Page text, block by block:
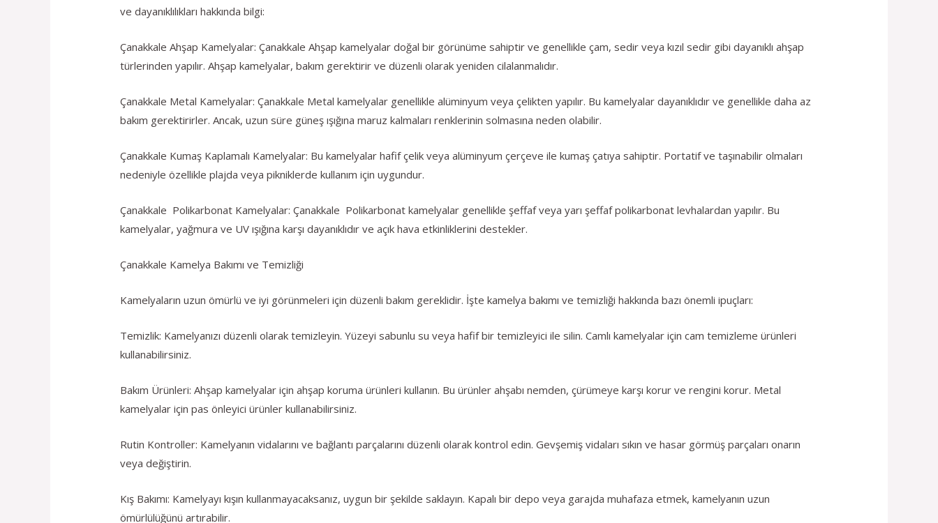
ve dayanıklılıkları hakkında bilgi:
Çanakkale Ahşap Kamelyalar: Çanakkale Ahşap kamelyalar doğal bir görünüme sahiptir ve genellikle çam, sedir veya kızıl sedir gibi dayanıklı ahşap
türlerinden yapılır. Ahşap kamelyalar, bakım gerektirir ve düzenli olarak yeniden cilalanmalıdır.
Çanakkale Metal Kamelyalar: Çanakkale Metal kamelyalar genellikle alüminyum veya çelikten yapılır. Bu kamelyalar dayanıklıdır ve genellikle daha az
bakım gerektirirler. Ancak, uzun süre güneş ışığına maruz kalmaları renklerinin solmasına neden olabilir.
Çanakkale Kumaş Kaplamalı Kamelyalar: Bu kamelyalar hafif çelik veya alüminyum çerçeve ile kumaş çatıya sahiptir. Portatif ve taşınabilir olmaları
nedeniyle özellikle plajda veya pikniklerde kullanım için uygundur.
Çanakkale Polikarbonat Kamelyalar: Çanakkale Polikarbonat kamelyalar genellikle şeffaf veya yarı şeffaf polikarbonat levhalardan yapılır. Bu
kamelyalar, yağmura ve UV ışığına karşı dayanıklıdır ve açık hava etkinliklerini destekler.
Çanakkale Kamelya Bakımı ve Temizliği
Kamelyaların uzun ömürlü ve iyi görünmeleri için düzenli bakım gereklidir. İşte kamelya bakımı ve temizliği hakkında bazı önemli ipuçları:
Temizlik: Kamelyanızı düzenli olarak temizleyin. Yüzeyi sabunlu su veya hafif bir temizleyici ile silin. Camlı kamelyalar için cam temizleme ürünleri
kullanabilirsiniz.
Bakım Ürünleri: Ahşap kamelyalar için ahşap koruma ürünleri kullanın. Bu ürünler ahşabı nemden, çürümeye karşı korur ve rengini korur. Metal
kamelyalar için pas önleyici ürünler kullanabilirsiniz.
Rutin Kontroller: Kamelyanın vidalarını ve bağlantı parçalarını düzenli olarak kontrol edin. Gevşemiş vidaları sıkın ve hasar görmüş parçaları onarın
veya değiştirin.
Kış Bakımı: Kamelyayı kışın kullanmayacaksanız, uygun bir şekilde saklayın. Kapalı bir depo veya garajda muhafaza etmek, kamelyanın uzun
ömürlülüğünü artırabilir.